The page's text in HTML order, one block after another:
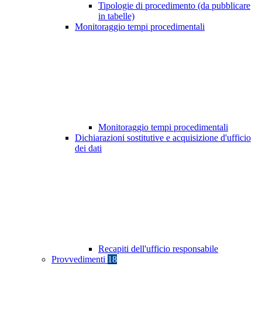
Tipologie di procedimento (da pubblicare
in tabelle)
Monitoraggio tempi procedimentali
Monitoraggio tempi procedimentali
Dichiarazioni sostitutive e acquisizione d'ufficio
dei dati
Recapiti dell'ufficio responsabile
Provvedimenti 18